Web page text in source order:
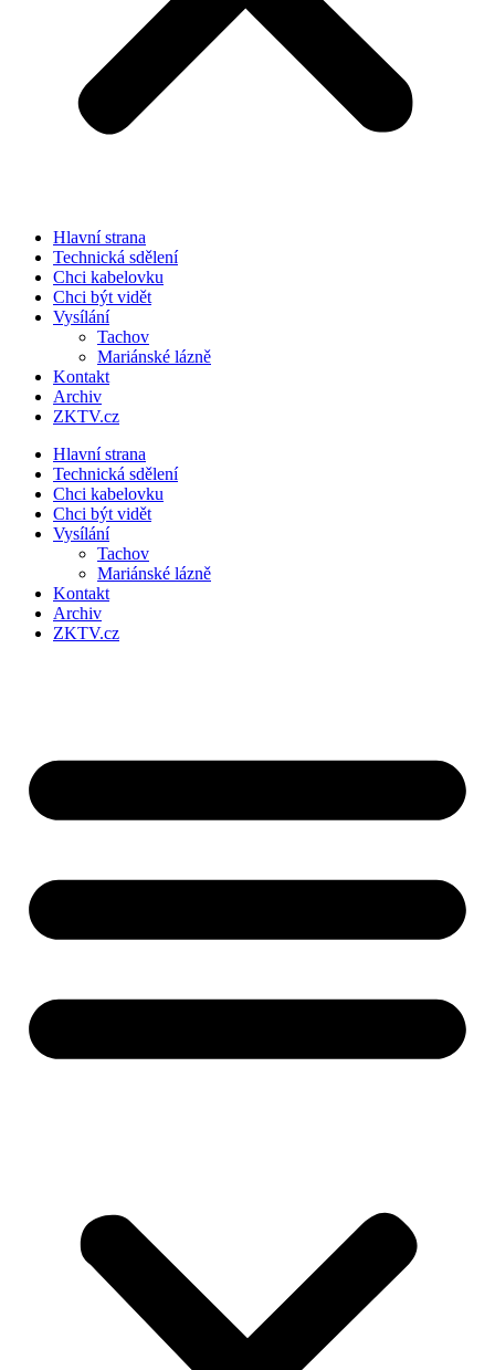
Hlavní strana
Technická sdělení
Chci kabelovku
Chci být vidět
Vysílání
Tachov
Mariánské lázně
Kontakt
Archiv
ZKTV.cz
Hlavní strana
Technická sdělení
Chci kabelovku
Chci být vidět
Vysílání
Tachov
Mariánské lázně
Kontakt
Archiv
ZKTV.cz